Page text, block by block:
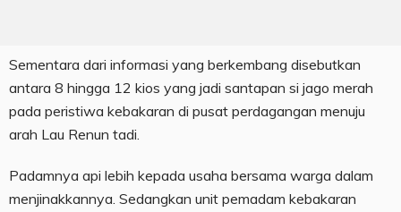
Sementara dari informasi yang berkembang disebutkan
antara 8 hingga 12 kios yang jadi santapan si jago merah
pada peristiwa kebakaran di pusat perdagangan menuju
arah Lau Renun tadi.
Padamnya api lebih kepada usaha bersama warga dalam
menjinakkannya. Sedangkan unit pemadam kebakaran